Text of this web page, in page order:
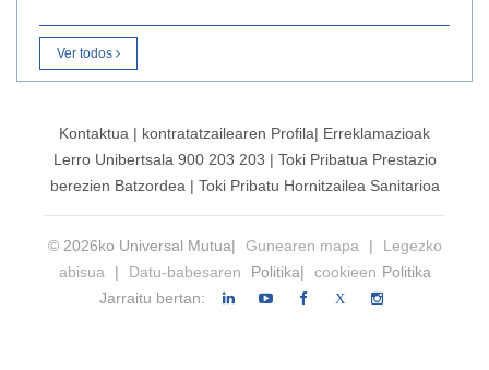
Ver todos
Kontaktua | kontratatzailearen Profila| Erreklamazioak
Lerro Unibertsala 900 203 203 | Toki Pribatua Prestazio
berezien Batzordea | Toki Pribatu Hornitzailea Sanitarioa
© 2026ko Universal Mutua| Gunearen mapa |
Legezko
abisua
| Datu-babesaren Politika| cookieen Politika
Jarraitu bertan:
X